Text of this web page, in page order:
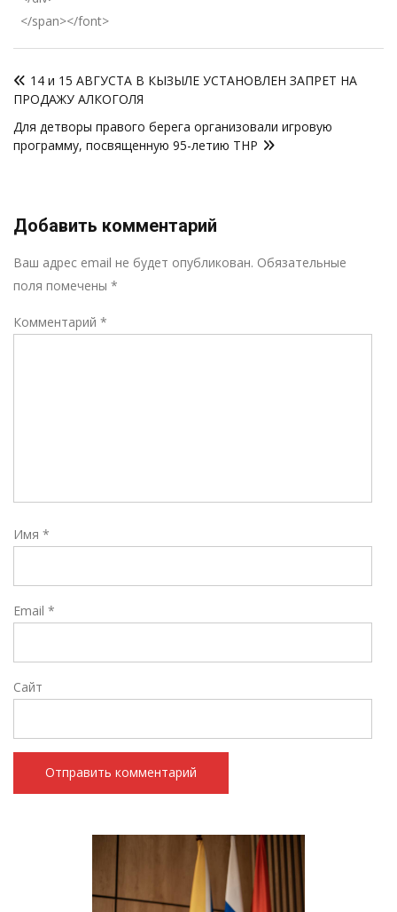
</span></font>
по
записям
14 и 15 АВГУСТА В КЫЗЫЛЕ УСТАНОВЛЕН ЗАПРЕТ НА
ПРОДАЖУ АЛКОГОЛЯ
Для детворы правого берега организовали игровую
программу, посвященную 95-летию ТНР
Добавить комментарий
Ваш адрес email не будет опубликован. Обязательные
поля помечены *
Комментарий *
Имя *
Email *
Сайт